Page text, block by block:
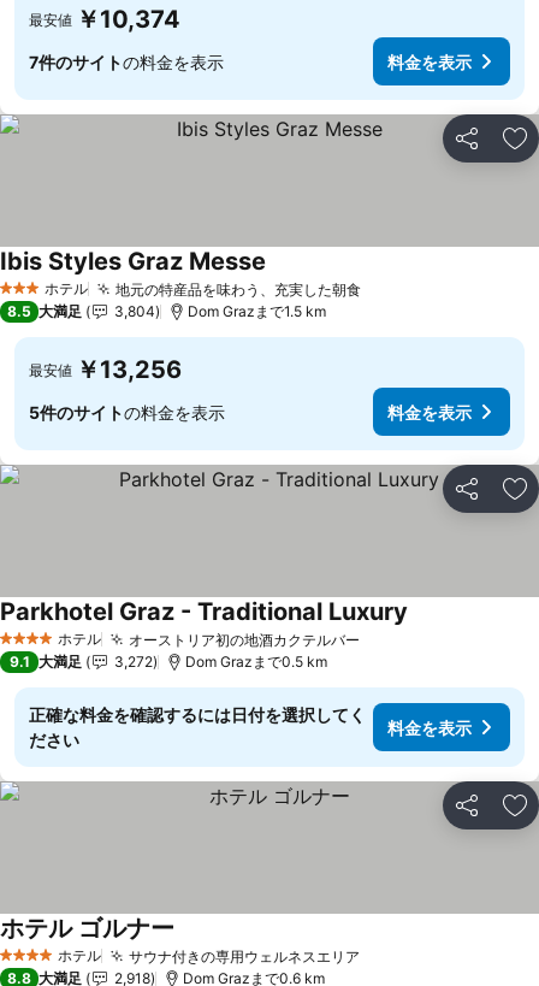
最安値 ￥10,374
7件のサイトの料金を表示 料金を表示
シェア お
3 ホテルのランク
ホテル 地元の特産品を味わう、充実した朝食
Ibis Styles Graz Messe
8.5 大満足 3,804 Dom Grazまで1.5 km
最安値 ￥13,256
5件のサイトの料金を表示 料金を表示
シェア お
4 ホテルのランク
ホテル オーストリア初の地酒カクテルバー
Parkhotel Graz - Traditional Luxury
9.1 大満足 3,272 Dom Grazまで0.5 km
正確な料金を確認するには日付を選択してく
ださい
料金を表示
シェア お
4 ホテルのランク
ホテル サウナ付きの専用ウェルネスエリア
ホテル ゴルナー
8.8 大満足 2,918 Dom Grazまで0.6 km